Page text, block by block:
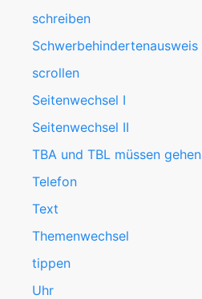
schreiben
Schwerbehindertenausweis
scrollen
Seitenwechsel I
Seitenwechsel II
TBA und TBL müssen gehen
Telefon
Text
Themenwechsel
tippen
Uhr